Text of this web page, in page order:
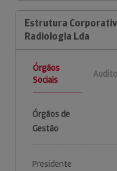
Estrutura
Radiologia Lda
Órgãos
Sociais
Órgãos de
Gestão
Presidente